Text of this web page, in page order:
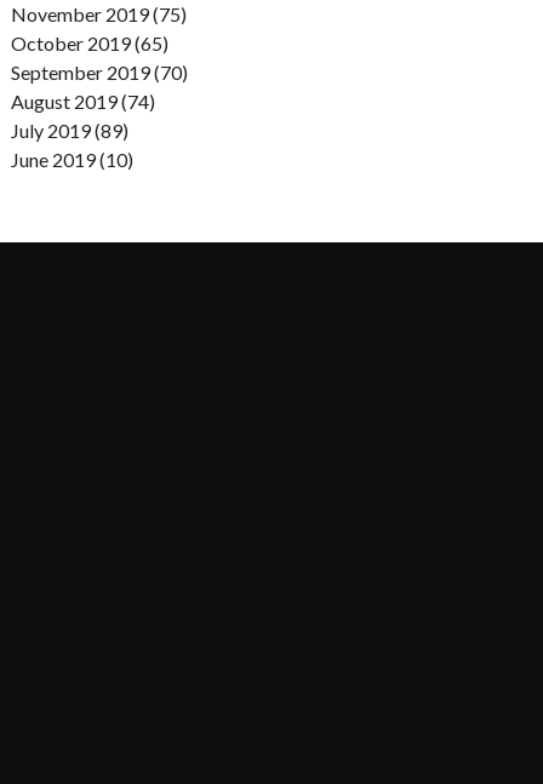
November 2019 (75)
October 2019 (65)
September 2019 (70)
August 2019 (74)
July 2019 (89)
June 2019 (10)